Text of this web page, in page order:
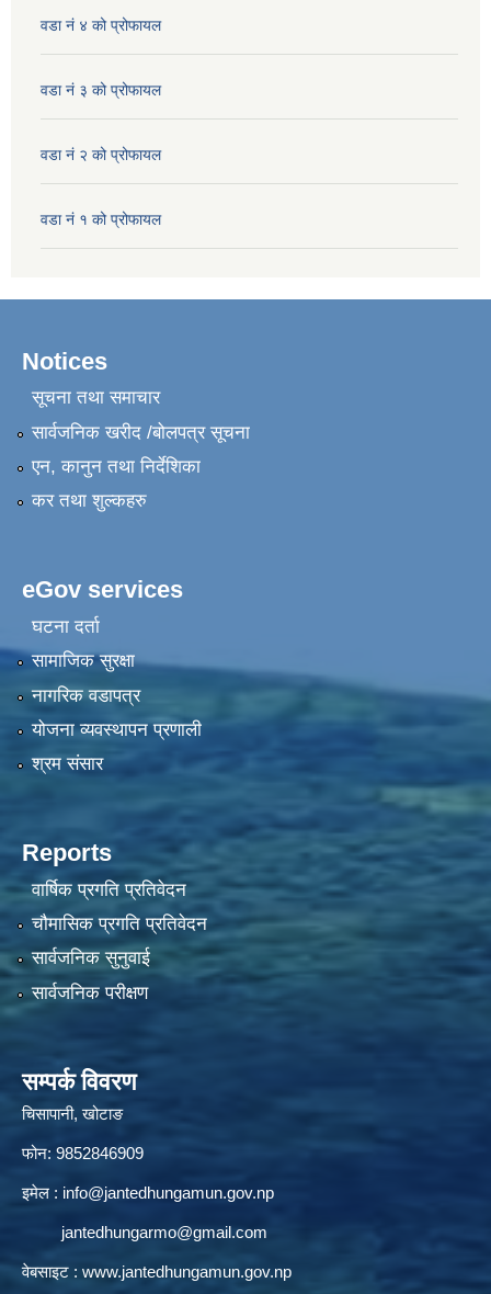
वडा नं ४ को प्रोफायल
वडा नं ३ को प्रोफायल
वडा नं २ को प्रोफायल
वडा नं १ को प्रोफायल
Notices
सूचना तथा समाचार
सार्वजनिक खरीद /बोलपत्र सूचना
एन, कानुन तथा निर्देशिका
कर तथा शुल्कहरु
eGov services
घटना दर्ता
सामाजिक सुरक्षा
नागरिक वडापत्र
योजना व्यवस्थापन प्रणाली
श्रम संसार
Reports
वार्षिक प्रगति प्रतिवेदन
चौमासिक प्रगति प्रतिवेदन
सार्वजनिक सुनुवाई
सार्वजनिक परीक्षण
सम्पर्क विवरण
चिसापानी, खोटाङ
फोन: 9852846909
इमेल : info@jantedhungamun.gov.np
jantedhungarmo@gmail.com
वेबसाइट : www.jantedhungamun.gov.np